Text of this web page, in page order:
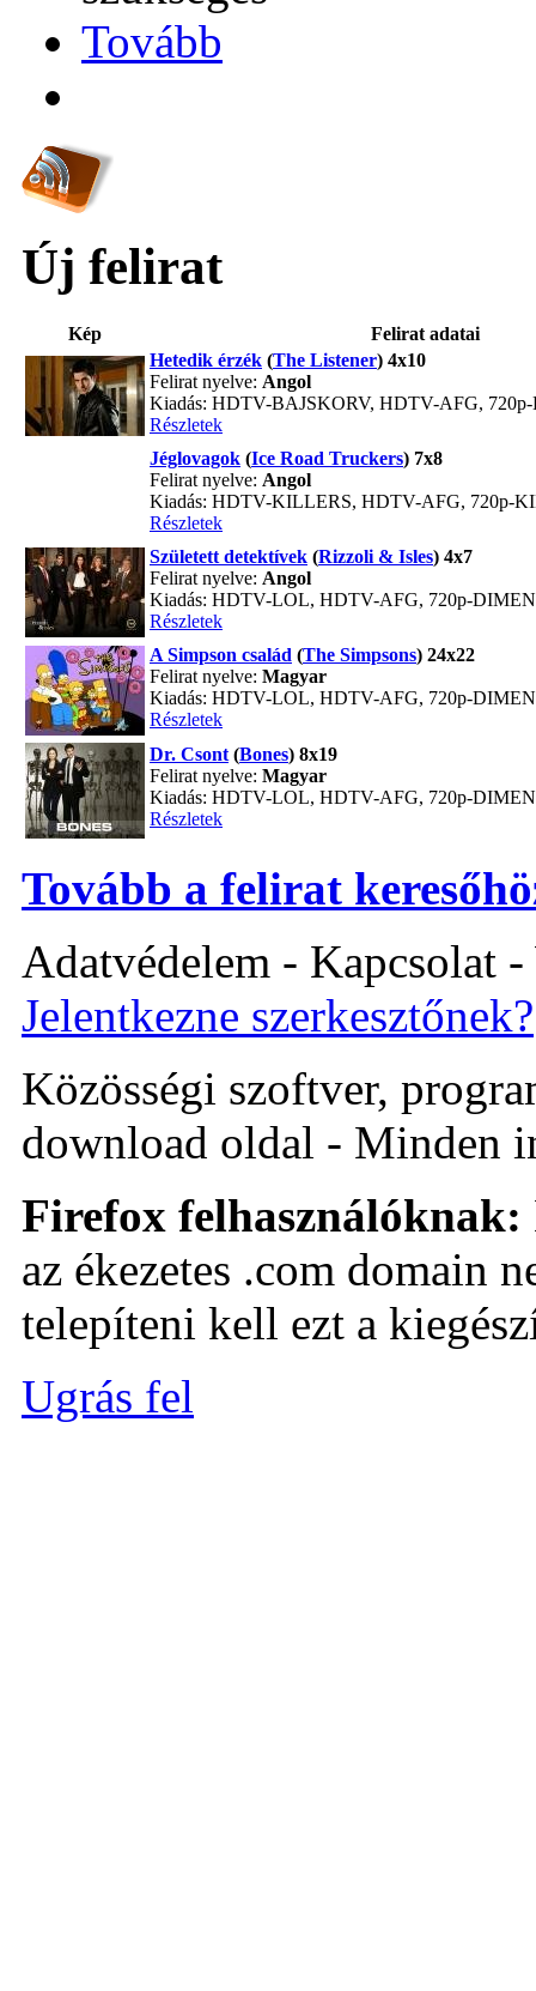
Tovább
Új felirat
Kép
Felirat adatai
Hetedik érzék (The Listener) 4x10
Felirat nyelve: Angol
Kiadás: HDTV-BAJSKORV, HDTV-AFG,
Részletek
Jéglovagok (Ice Road Truckers) 7x8
Felirat nyelve: Angol
Kiadás: HDTV-KILLERS, HDTV-AFG, 720p-
Részletek
Született detektívek (Rizzoli & Isles) 4x7
Felirat nyelve: Angol
Kiadás: HDTV-LOL, HDTV-AFG, 720p-
Részletek
A Simpson család (The Simpsons) 24x22
Felirat nyelve: Magyar
Kiadás: HDTV-LOL, HDTV-AFG, 720p-
Részletek
Dr. Csont (Bones) 8x19
Felirat nyelve: Magyar
Kiadás: HDTV-LOL, HDTV-AFG, 720p-
Részletek
Tovább a felirat
Adatvédelem - Kapcsolat
Jelentkezne szerkesztőnek?
Közösségi szoftver,
download oldal - Minden
Firefox felhasználóknak:
az ékezetes .com domain
telepíteni kell ezt a
Ugrás fel